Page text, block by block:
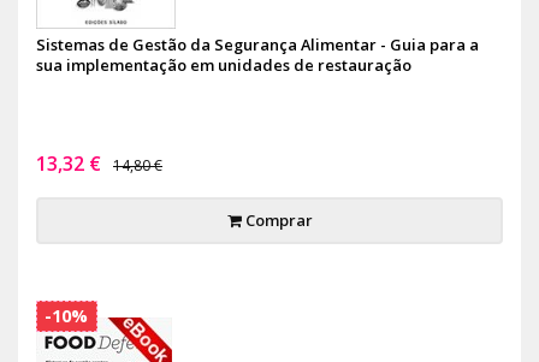
Sistemas de Gestão da Segurança Alimentar - Guia para a
sua implementação em unidades de restauração
13,32 € 14,80 €
Comprar
-10%